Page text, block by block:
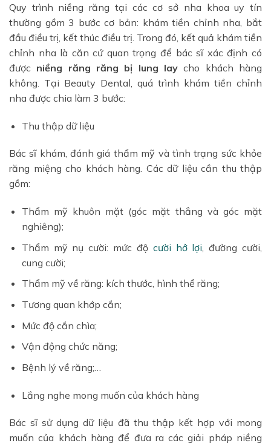
Quy trình niềng răng tại các cơ sở nha khoa uy tín
thường gồm 3 bước cơ bản: khám tiền chỉnh nha, bắt
đầu điều trị, kết thúc điều trị. Trong đó, kết quả khám tiền
chỉnh nha là căn cứ quan trọng để bác sĩ xác định có
được niềng răng răng bị lung lay cho khách hàng
không. Tại Beauty Dental, quá trình khám tiền chỉnh
nha được chia làm 3 bước:
Thu thập dữ liệu
Bác sĩ khám, đánh giá thẩm mỹ và tình trạng sức khỏe
răng miệng cho khách hàng. Các dữ liệu cần thu thập
gồm:
Thẩm mỹ khuôn mặt (góc mặt thẳng và góc mặt
nghiêng);
Thẩm mỹ nụ cười: mức độ cười hở lợi , đường cười,
cung cười;
Thẩm mỹ về răng: kích thước, hình thể răng;
Tương quan khớp cắn;
Mức độ cắn chìa;
Vận động chức năng;
Bệnh lý về răng;…
Lắng nghe mong muốn của khách hàng
Bác sĩ sử dụng dữ liệu đã thu thập kết hợp với mong
muốn của khách hàng để đưa ra các giải pháp niềng